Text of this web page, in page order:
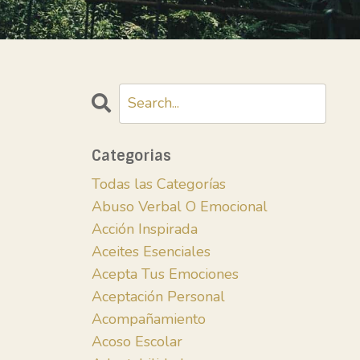
Categorias
Todas las Categorías
Abuso Verbal O Emocional
Acción Inspirada
Aceites Esenciales
Acepta Tus Emociones
Aceptación Personal
Acompañamiento
Acoso Escolar